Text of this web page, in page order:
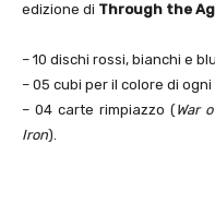
edizione di Through the
– 10 dischi rossi, bianchi e
– 05 cubi per il colore di
– 04 carte rimpiazzo (War
Iron).